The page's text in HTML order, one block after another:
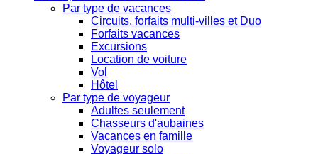
Par type de vacances
Circuits, forfaits multi-villes et Duo
Forfaits vacances
Excursions
Location de voiture
Vol
Hôtel
Par type de voyageur
Adultes seulement
Chasseurs d'aubaines
Vacances en famille
Voyageur solo